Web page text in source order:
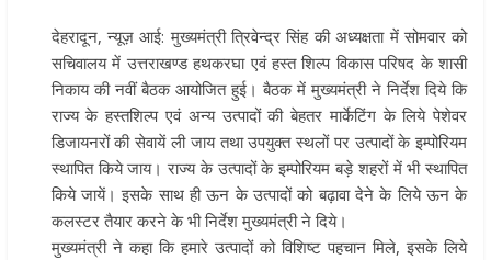
अद्भुत संगम देखने को मिला
मुख्यमंत्री ने स्वास्थ्य सेवा शिविर का किया
शुभारंभ, श्रद्धालुओं को अपने हाथों से
भोजन
मुख्यमंत्री पुष्कर सिंह धामी ने
बटालियन गदरपुर का किया भ्रमण,
संवाद कर आपदा प्रबंधन व्यवस्थाओं की
जानकारी
देहरादून, न्यूज़ आई: मुख्यमंत्री त्रिवेन्द्र सिंह की अध्यक्षता में सोमवार को
सचिवालय में उत्तराखण्ड हथकरघा एवं हस्त शिल्प विकास परिषद के शासी
निकाय की नवीं बैठक आयोजित हुई। बैठक में मुख्यमंत्री ने निर्देश दिये कि
राज्य के हस्तशिल्प एवं अन्य उत्पादों की बेहतर मार्केटिंग के लिये पेशेवर
डिजायनरों की सेवायें ली जाय तथा उपयुक्त स्थलों पर उत्पादों के इम्पोरियम
स्थापित किये जाय। राज्य के उत्पादों के इम्पोरियम बड़े शहरों में भी स्थापित
किये जायें। इसके साथ ही ऊन के उत्पादों को बढ़ावा देने के लिये ऊन के
कलस्टर तैयार करने के भी निर्देश मुख्यमंत्री ने दिये।
मुख्यमंत्री ने कहा कि हमारे उत्पादों को विशिष्ट पहचान मिले, इसके लिये